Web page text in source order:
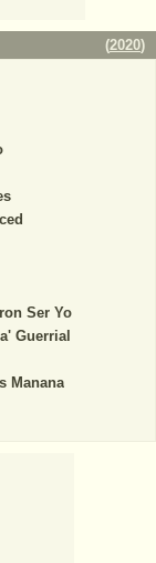
(2020)
Ser Yo
Guerrial
Manana